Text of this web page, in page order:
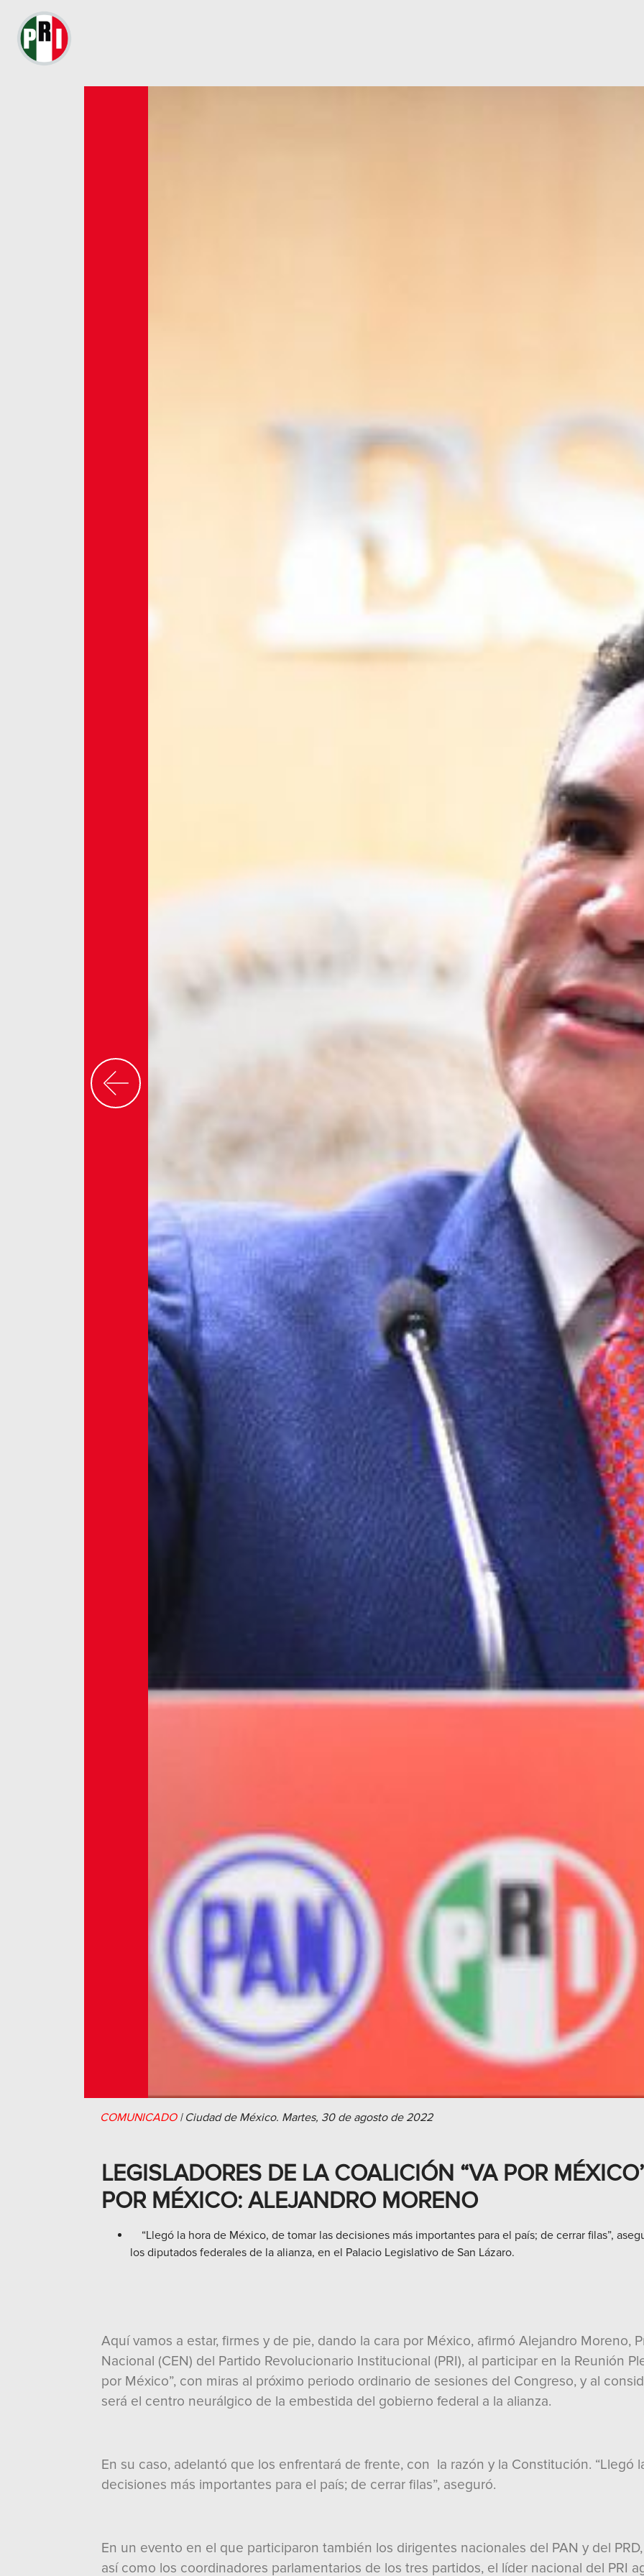
Previous
COMUNICADO| Ciudad de México. Martes, 30 de agosto de 2022
LEGISLADORES DE LA COALICIÓN “VA POR
POR MÉXICO: ALEJANDRO MORENO
“Llegó la hora de México, de tomar las decisiones más importantes para el país; de cerrar filas”,
los diputados federales de la alianza, en el Palacio Legislativo de San Lázaro.
Aquí vamos a estar, firmes y de pie, dando la cara por México, afirmó Alejandro Moreno,
Nacional (CEN) del Partido Revolucionario Institucional (PRI), al participar en la Reunión
por México”, con miras al próximo periodo ordinario de sesiones del Congreso, y al
será el centro neurálgico de la embestida del gobierno federal a la alianza.
En su caso, adelantó que los enfrentará de frente, con la razón y la Constitución. “Llegó
decisiones más importantes para el país; de cerrar filas”, aseguró.
En un evento en el que participaron también los dirigentes nacionales del PAN y del
así como los coordinadores parlamentarios de los tres partidos, el líder nacional del PRI